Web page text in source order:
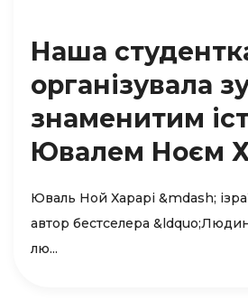
Наша
організувала
знаменитим
Ювалем Ноєм
Юваль Ной Харарі &mdash;
автор бестселера
лю...